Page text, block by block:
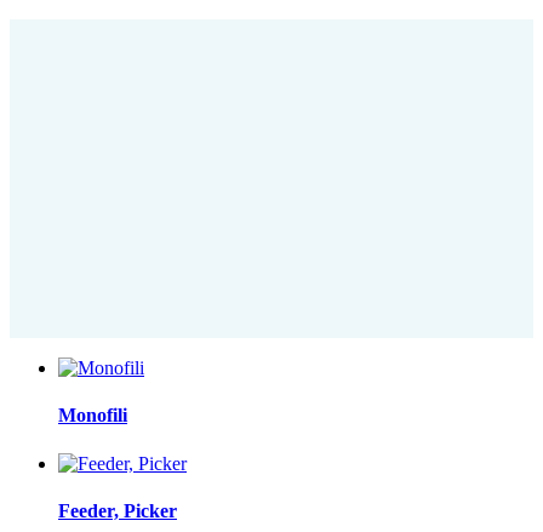
Monofili
Feeder, Picker